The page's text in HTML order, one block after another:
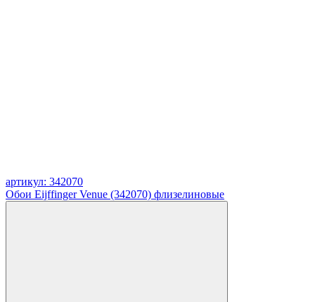
артикул: 342070
Обои Eijffinger Venue (342070) флизелиновые